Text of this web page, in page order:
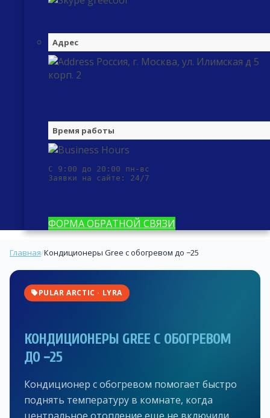
Адрес
Россия, г. Москва, ул. Илимская д 5
корп. 2
Время работы
С 9:00 до 20:00 пн-вс
Заявки на сайте: 24/7
ФОРМА ОБРАТНОЙ СВЯЗИ
Главная/Кондиционеры Gree с обогревом до −25
PULAR ARCTIC · LYRA
КОНДИЦИОНЕРЫ GREE С ОБОГРЕВОМ
ДО −25
Кондиционер с обогревом помогает быстро
поднять температуру в комнате, когда